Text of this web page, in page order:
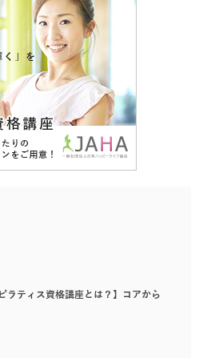
ラティス資格講座とは？】コアから